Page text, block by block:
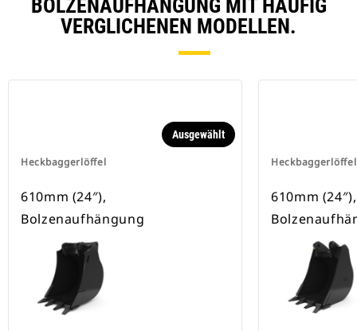
BOLZENAUFHÄNGUNG MIT HÄUFIG
VERGLICHENEN MODELLEN.
Heckbaggerlöffel
Ausgewählt
610mm (24″),
Bolzenaufhängung
Heckbaggerlöffel
610mm (24″),